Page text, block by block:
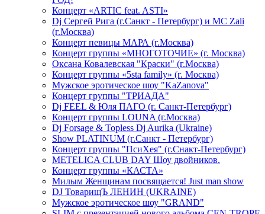
Концерт «ARTIC feat. ASTI»
Dj Сергей Рига (г.Санкт - Петербург) и MC Zali
(г.Москва)
Концерт певицы МАРА (г.Москва)
Концерт группы «МНОГОТОЧИЕ» (г. Москва)
Оксана Ковалевская "Краски" (г.Москва)
Концерт группы «5sta family» (г. Москва)
Мужское эротическое шоу "KaZanova"
Концерт группы "ТРИАДА"
Dj FEEL & Юля ПАГО (г. Санкт-Петербург)
Концерт группы LOUNA (г.Москва)
Dj Forsage & Topless Dj Aurika (Ukraine)
Show PLATINUM (г.Санкт - Петербург)
Концерт группы "ПсиХея" (г.Снакт-Петербург)
METELICA CLUB DAY Шоу двойников.
Концерт группы «КАСТА»
Милым Женщинам посвящается! Just man show
DJ ТоварищЪ ЛЕНИН (UKRAINE)
Мужское эротическое шоу "GRAND"